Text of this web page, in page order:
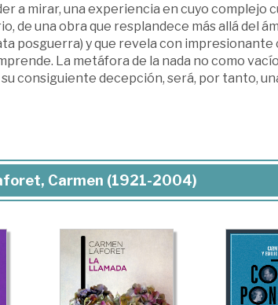
a mirar, una experiencia en cuyo complejo
de una obra que resplandece más allá del
posguerra) y que revela con
La metáfora de la nada no como
consiguiente decepción, será, por tanto,
Carmen (1921-2004)